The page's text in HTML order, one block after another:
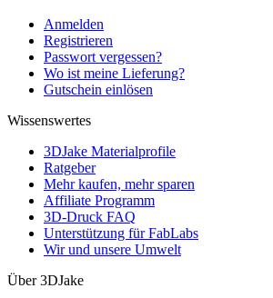
Anmelden
Registrieren
Passwort vergessen?
Wo ist meine Lieferung?
Gutschein einlösen
Wissenswertes
3DJake Materialprofile
Ratgeber
Mehr kaufen, mehr sparen
Affiliate Programm
3D-Druck FAQ
Unterstützung für FabLabs
Wir und unsere Umwelt
Über 3DJake